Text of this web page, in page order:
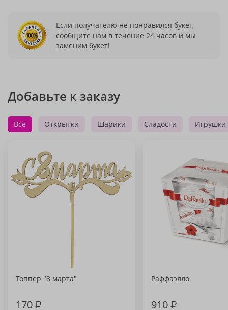
Если получателю не понравился букет,
сообщите нам в течение 24 часов и мы
заменим букет!
Добавьте к заказу
Все Открытки Шарики Сладости Игрушки
Топпер "8 марта"
170₽
Раффаэлло
910₽